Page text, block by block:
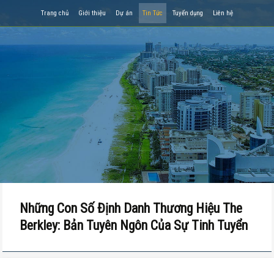
Trang chủ Giới thiệu Dự án Tin Tức Tuyển dụng Liên hệ
Những Con Số Định Danh Thương Hiệu The
Berkley: Bản Tuyên Ngôn Của Sự Tinh Tuyển